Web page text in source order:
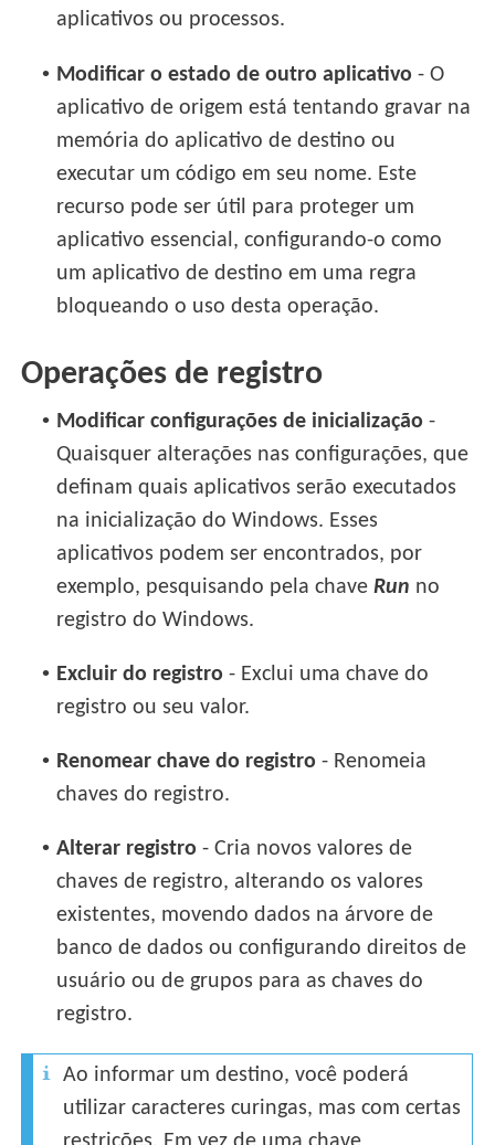
aplicativos ou processos.
• Modificar o estado de outro aplicativo - O
aplicativo de origem está tentando gravar na
memória do aplicativo de destino ou
executar um código em seu nome. Este
recurso pode ser útil para proteger um
aplicativo essencial, configurando-o como
um aplicativo de destino em uma regra
bloqueando o uso desta operação.
Operações de registro
• Modificar configurações de inicialização -
Quaisquer alterações nas configurações, que
definam quais aplicativos serão executados
na inicialização do Windows. Esses
aplicativos podem ser encontrados, por
exemplo, pesquisando pela chaveRun no
registro do Windows.
• Excluir do registro - Exclui uma chave do
registro ou seu valor.
• Renomear chave do registro - Renomeia
chaves do registro.
• Alterar registro - Cria novos valores de
chaves de registro, alterando os valores
existentes, movendo dados na árvore de
banco de dados ou configurando direitos de
usuário ou de grupos para as chaves do
registro.
Ao informar um destino, você poderá
utilizar caracteres curingas, mas com certas